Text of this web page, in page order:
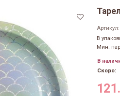
Артикул:
В
Мин.
В
Скоро: